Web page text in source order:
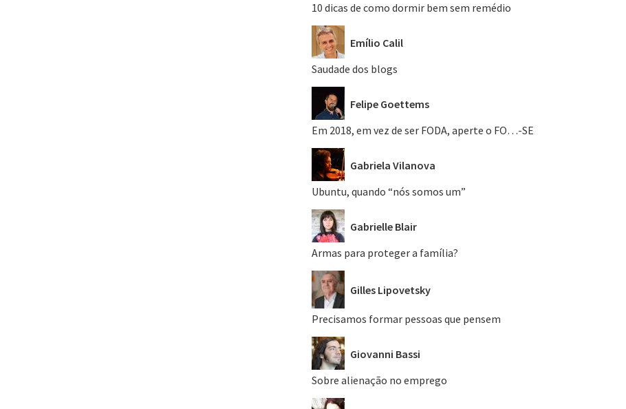
10 dicas de como dormir bem sem remédio
Emílio Calil
Saudade dos blogs
Felipe Goettems
Em 2018, em vez de ser FODA, aperte o FO…-SE
Gabriela Vilanova
Ubuntu, quando “nós somos um”
Gabrielle Blair
Armas para proteger a família?
Gilles Lipovetsky
Precisamos formar pessoas que pensem
Giovanni Bassi
Sobre alienação no emprego